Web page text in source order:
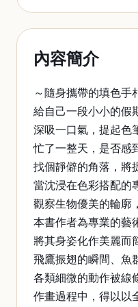
內容簡介
～隨身攜帶的填色手
給自己一段小小的假
深吸一口氣，提起色
忙了一整天，是否感
找個靜僻的角落，將
當沈浸在色彩搭配的
觀察生物優美的輪廓
本書作者為專業的藝
將其身姿化作美麗而
飛鷹振翅的瞬間、
各類細微的動作被線
作畫過程中，得以以